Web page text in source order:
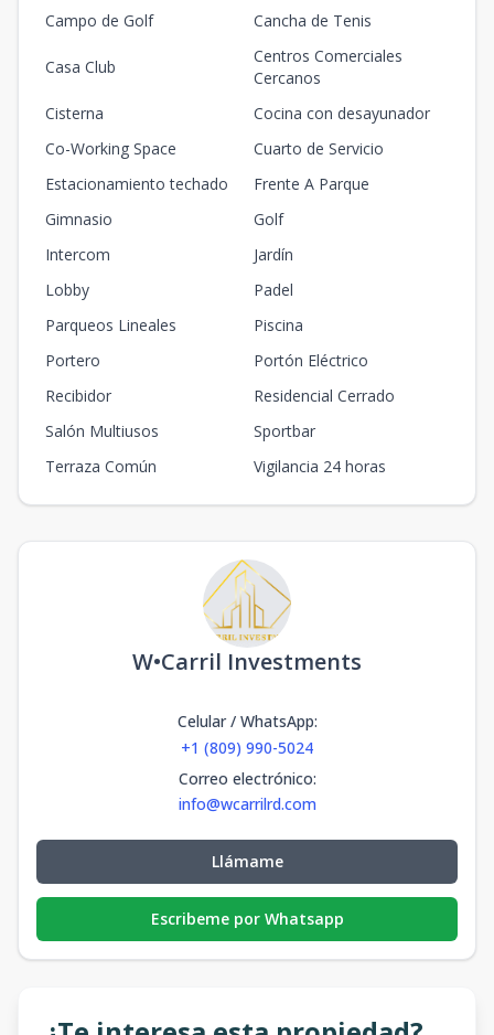
Campo de Golf
Cancha de Tenis
Casa Club
Centros Comerciales
Cercanos
Cisterna
Cocina con desayunador
Co-Working Space
Cuarto de Servicio
Estacionamiento techado
Frente A Parque
Gimnasio
Golf
Intercom
Jardín
Lobby
Padel
Parqueos Lineales
Piscina
Portero
Portón Eléctrico
Recibidor
Residencial Cerrado
Salón Multiusos
Sportbar
Terraza Común
Vigilancia 24 horas
W•Carril Investments
Celular / WhatsApp:
+1 (809) 990-5024
Correo electrónico:
info@wcarrilrd.com
Llámame
Escribeme por Whatsapp